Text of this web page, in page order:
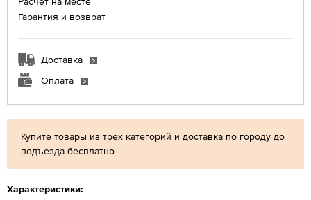
Купите товары из трех категорий и доставка по городу до
подъезда бесплатно
Характеристики:
Гарантия и возврат
Доставка
Оплата